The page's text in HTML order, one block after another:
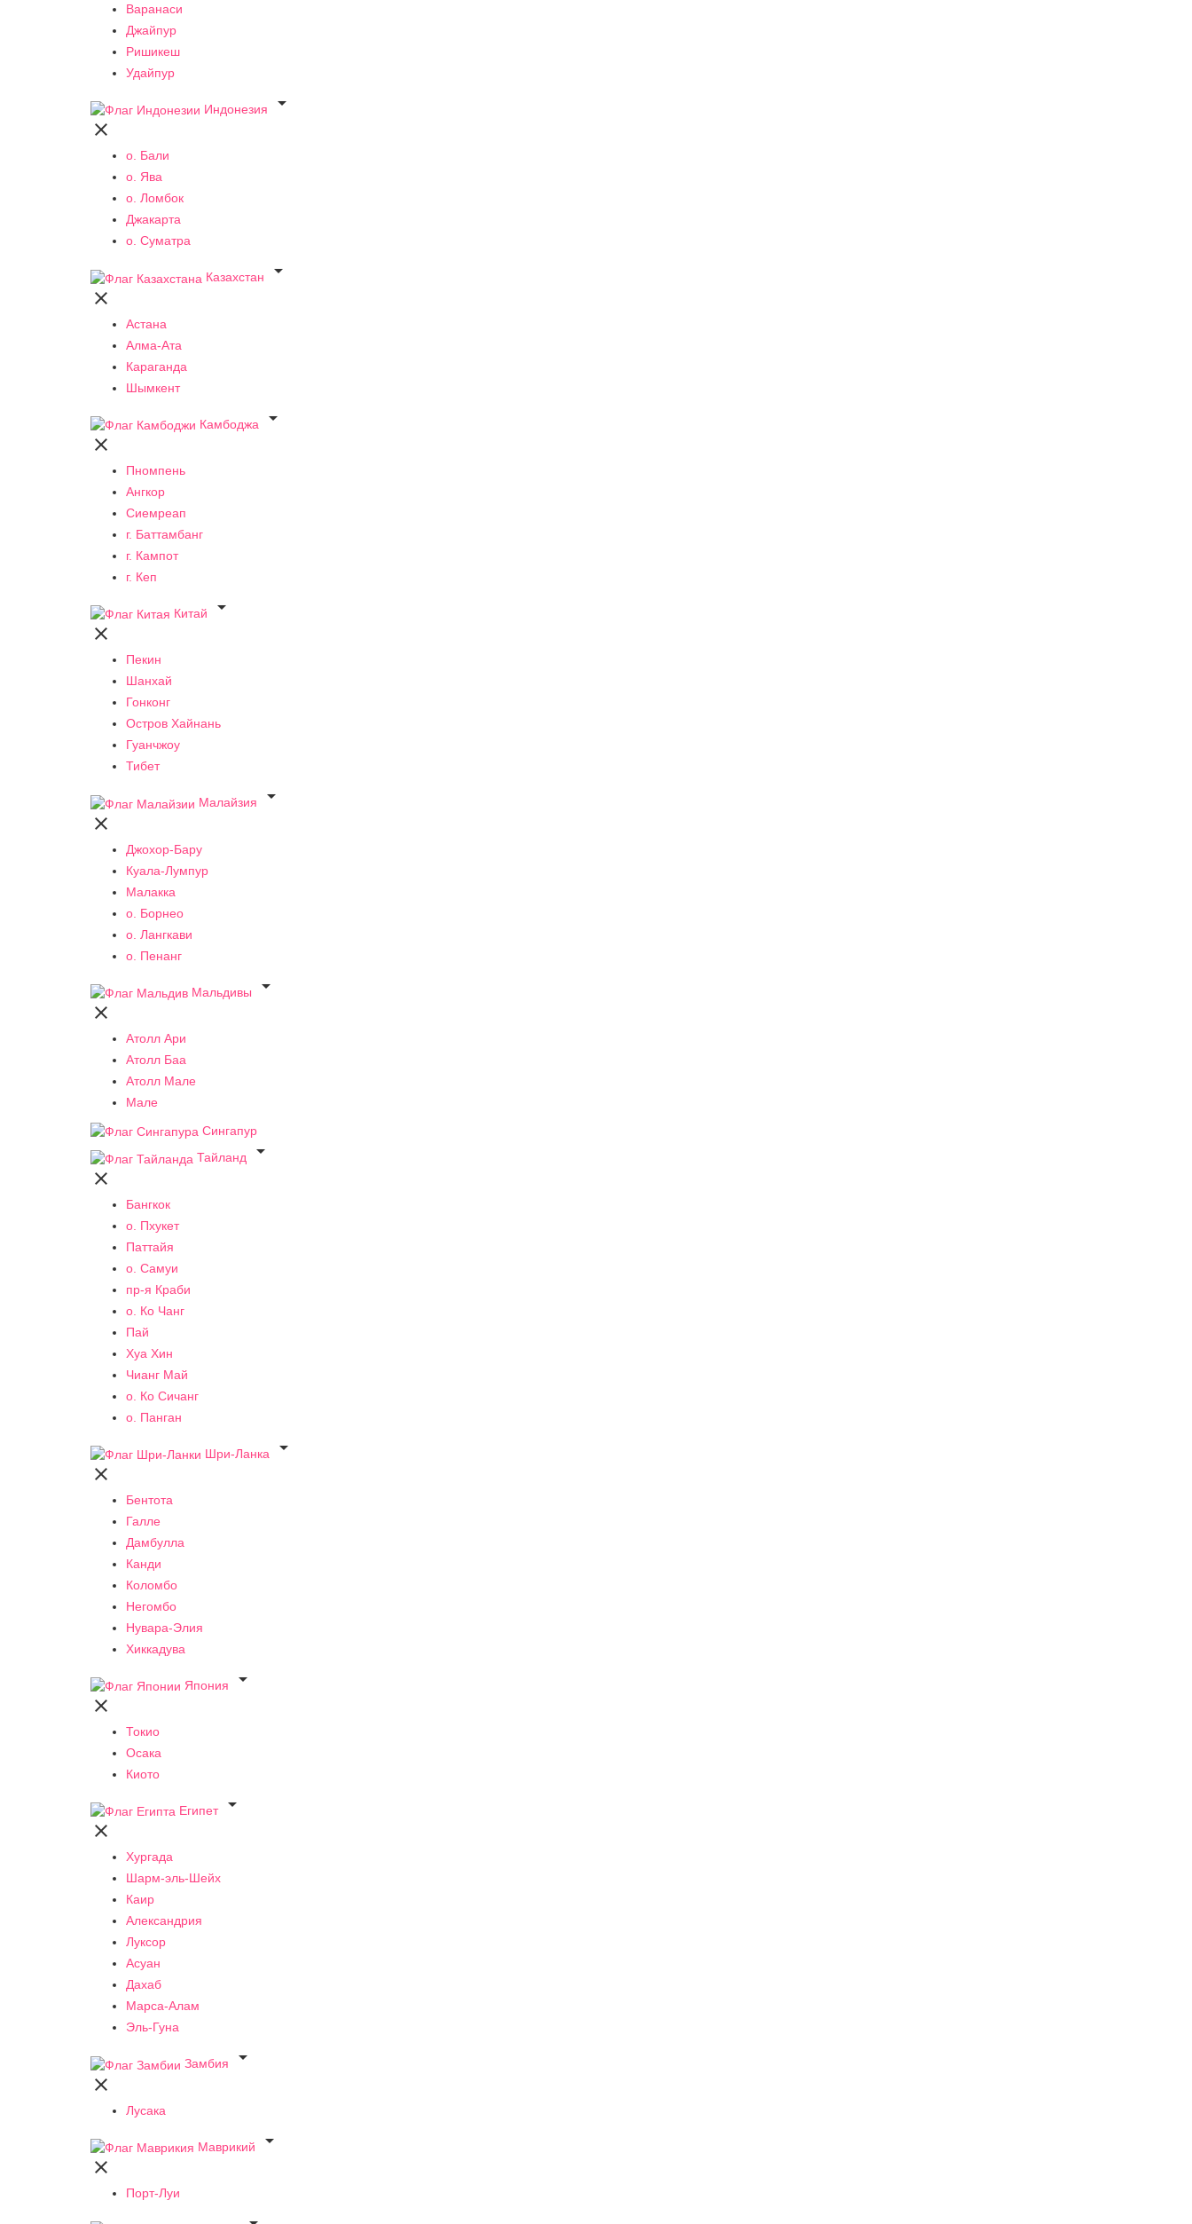
Варанаси
Джайпур
Ришикеш
Удайпур
Индонезия


о. Бали
о. Ява
о. Ломбок
Джакарта
о. Суматра
Казахстан


Астана
Алма-Ата
Караганда
Шымкент
Камбоджа


Пномпень
Ангкор
Сиемреап
г. Баттамбанг
г. Кампот
г. Кеп
Китай


Пекин
Шанхай
Гонконг
Остров Хайнань
Гуанчжоу
Тибет
Малайзия


Джохор-Бару
Куала-Лумпур
Малакка
о. Борнео
о. Лангкави
о. Пенанг
Мальдивы


Атолл Ари
Атолл Баа
Атолл Мале
Мале
Сингапур
Тайланд


Бангкок
о. Пхукет
Паттайя
о. Самуи
пр-я Краби
о. Ко Чанг
Пай
Хуа Хин
Чианг Май
о. Ко Сичанг
о. Панган
Шри-Ланка


Бентота
Галле
Дамбулла
Канди
Коломбо
Негомбо
Нувара-Элия
Хиккадува
Япония


Токио
Осака
Киото
Египет


Хургада
Шарм-эль-Шейх
Каир
Александрия
Луксор
Асуан
Дахаб
Марса-Алам
Эль-Гуна
Замбия


Лусака
Маврикий


Порт-Луи